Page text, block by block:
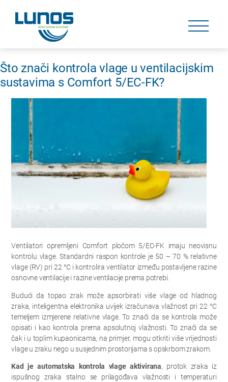
navigation
navigation
Što znači kontrola vlage u ventilacijskim
sustavima s Comfort 5/EC-FK?
Ventilatori opremljeni Comfort pločom 5/EC-FK imaju neovisnu
kontrolu vlage. Standardni raspon kontrole je 50 – 70 % relativne
vlage (RV) pri 22 °C i kontrolira ventilator između postavljene razine
osnovne ventilacije i razine ventilacije prema potrebi.
Budući da topao zrak može apsorbirati više vlage od hladnog
zraka, inteligentna elektronika uvijek izračunava vlažnost pri 22 °C
temeljem izmjerene relativne vlage. To znači da se kontrola može
opisati i kao kontrola prema apsolutnoj vlažnosti. To znači da se
čak i u toplim kupaonicama, na primjer, mogu otkriti više vrijednosti
vlage u zraku nego u susjednim prostorijama s opskrbom zrakom.
Kad je automatska kontrola vlage aktivirana, protok zraka iz
ispušnog zraka stalno se prilagođava vlažnosti i temperaturi